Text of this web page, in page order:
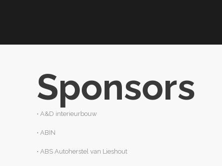
Sponsors
• A&D interieurbouw
• ABIN
• ABS Autoherstel van Lieshout